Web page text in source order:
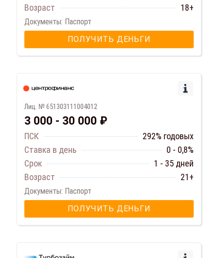
Возраст
18+
Документы: Паспорт
ПОЛУЧИТЬ ДЕНЬГИ
Лиц. № 651303111004012
3 000 - 30 000 ₽
ПСК
292% годовых
Ставка в день
0 - 0,8%
Срок
1 - 35 дней
Возраст
21+
Документы: Паспорт
ПОЛУЧИТЬ ДЕНЬГИ